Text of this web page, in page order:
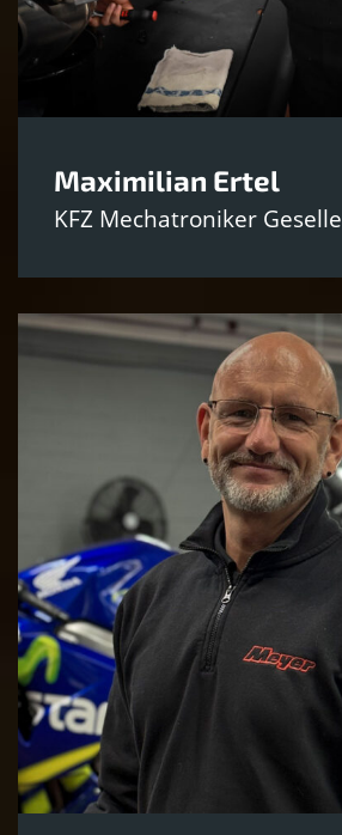
Maximilian Ertel
KFZ Mechatroniker Geselle